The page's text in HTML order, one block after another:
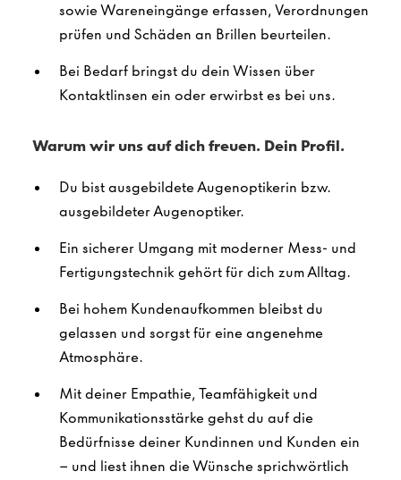
sowie Wareneingänge erfassen, Verordnungen
prüfen und Schäden an Brillen beurteilen.
Bei Bedarf bringst du dein Wissen über
Kontaktlinsen ein oder erwirbst es bei uns.
Warum wir uns auf dich freuen. Dein Profil.
Du bist ausgebildete Augenoptikerin bzw.
ausgebildeter Augenoptiker.
Ein sicherer Umgang mit moderner Mess- und
Fertigungstechnik gehört für dich zum Alltag.
Bei hohem Kundenaufkommen bleibst du
gelassen und sorgst für eine angenehme
Atmosphäre.
Mit deiner Empathie, Teamfähigkeit und
Kommunikationsstärke gehst du auf die
Bedürfnisse deiner Kundinnen und Kunden ein
– und liest ihnen die Wünsche sprichwörtlich